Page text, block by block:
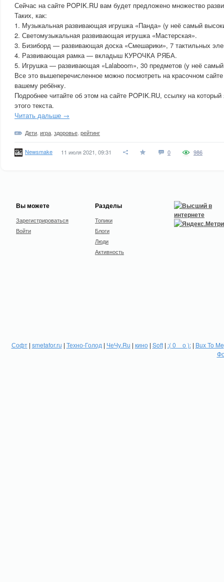
Сейчас на сайте POPIK.RU вам будет предложено множество
Таких, как:
1. Музыкальная развивающая игрушка «Панда» (у неё самый
2. Светомузыкальная развивающая игрушка «Мастерская».
3. Бизиборд — развивающая доска «Смешарики», 7 тактильных
4. Развивающая рамка — вкладыш КУРОЧКА РЯБА.
5. Игрушка — развивающая «Lalaboom», 30 предметов (у неё самый
Все это вышеперечисленное можно посмотреть на красочном
вашему ребёнку.
Подробнее читайте об этом на сайте POPIK.RU, ссылку на
этого текста.
Читать дальше →
Дети игра здоровье рейтинг
Newsmake 11 июля 2021, 09:31 0 986
Вы можете
Зарегистрироваться
Войти
Разделы
Топики
Блоги
Люди
Активность
Софт| smetafor.ru | Техно-Голод | ЧеЧу.Ru | кино| Soft| :( 0 _ о ):| Bux To Me